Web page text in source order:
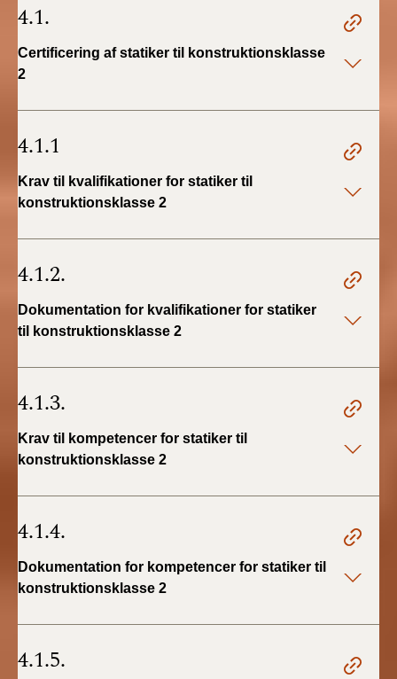
4.1.
Certificering af statiker til konstruktionsklasse
2
4.1.1
Krav til kvalifikationer for statiker til
konstruktionsklasse 2
4.1.2.
Dokumentation for kvalifikationer for statiker
til konstruktionsklasse 2
4.1.3.
Krav til kompetencer for statiker til
konstruktionsklasse 2
4.1.4.
Dokumentation for kompetencer for statiker til
konstruktionsklasse 2
4.1.5.